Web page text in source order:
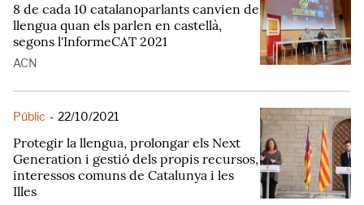
8 de cada 10 catalanoparlants canvien de
llengua quan els parlen en castellà,
segons l'InformeCAT 2021
ACN
Públic - 22/10/2021
Protegir la llengua, prolongar els Next
Generation i gestió dels propis recursos,
interessos comuns de Catalunya i les
Illes